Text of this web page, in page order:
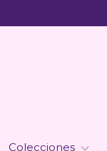
Colecciones